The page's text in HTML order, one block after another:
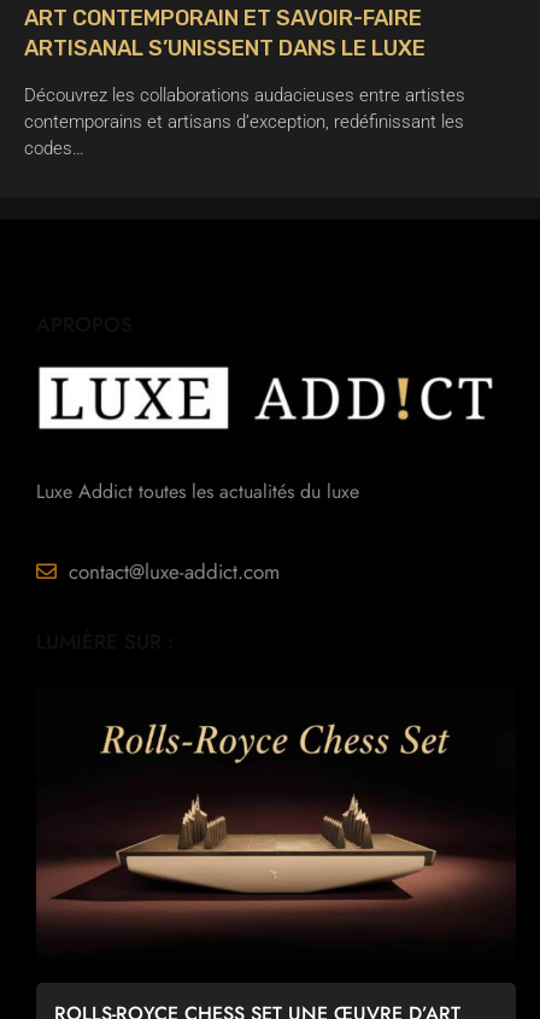
ART CONTEMPORAIN ET SAVOIR-FAIRE
ARTISANAL S’UNISSENT DANS LE LUXE
Découvrez les collaborations audacieuses entre artistes
contemporains et artisans d’exception, redéfinissant les
codes…
Luxe Addict toutes les actualités du luxe
contact@luxe-addict.com